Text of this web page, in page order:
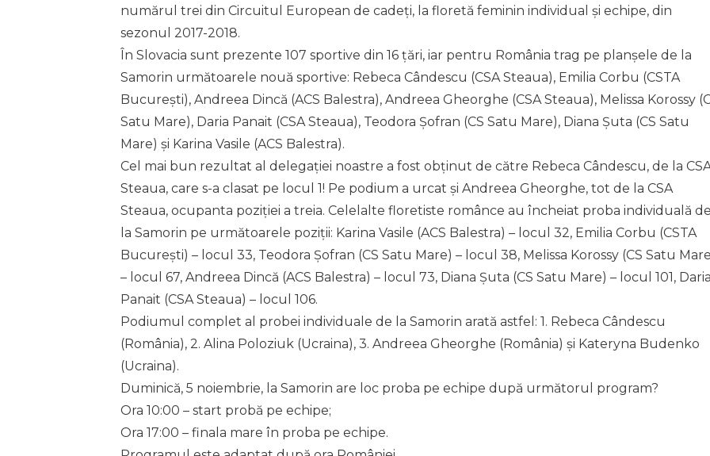
numărul trei din Circuitul European de cadeți, la floretă feminin individual și echipe, din
sezonul 2017-2018.
În Slovacia sunt prezente 107 sportive din 16 țări, iar pentru România trag pe planșele de la
Samorin următoarele nouă sportive: Rebeca Cândescu (CSA Steaua), Emilia Corbu (CSTA
București), Andreea Dincă (ACS Balestra), Andreea Gheorghe (CSA Steaua), Melissa Korossy
Satu Mare), Daria Panait (CSA Steaua), Teodora Șofran (CS Satu Mare), Diana Șuta (CS Satu
Mare) și Karina Vasile (ACS Balestra).
Cel mai bun rezultat al delegației noastre a fost obținut de către Rebeca Cândescu, de la
Steaua, care s-a clasat pe locul 1! Pe podium a urcat și Andreea Gheorghe, tot de la CSA
Steaua, ocupanta poziției a treia. Celelalte floretiste românce au încheiat proba individuală de
la Samorin pe următoarele poziții: Karina Vasile (ACS Balestra) – locul 32, Emilia Corbu (CSTA
București) – locul 33, Teodora Șofran (CS Satu Mare) – locul 38, Melissa Korossy (CS Satu
– locul 67, Andreea Dincă (ACS Balestra) – locul 73, Diana Șuta (CS Satu Mare) – locul 101, Daria
Panait (CSA Steaua) – locul 106.
Podiumul complet al probei individuale de la Samorin arată astfel: 1. Rebeca Cândescu
(România), 2. Alina Poloziuk (Ucraina), 3. Andreea Gheorghe (România) și Kateryna Budenko
(Ucraina).
Duminică, 5 noiembrie, la Samorin are loc proba pe echipe după următorul program?
Ora 10:00 – start probă pe echipe;
Ora 17:00 – finala mare în proba pe echipe.